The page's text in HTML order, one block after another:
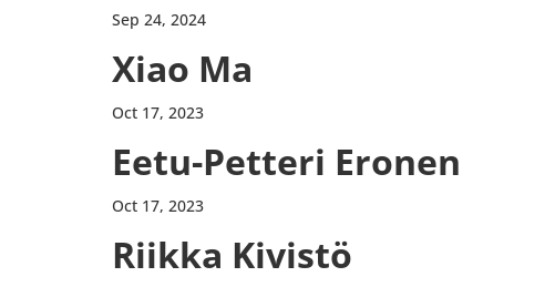
Sep 24, 2024
Xiao Ma
Oct 17, 2023
Eetu-​Petteri Eronen
Oct 17, 2023
Riikka Kivistö